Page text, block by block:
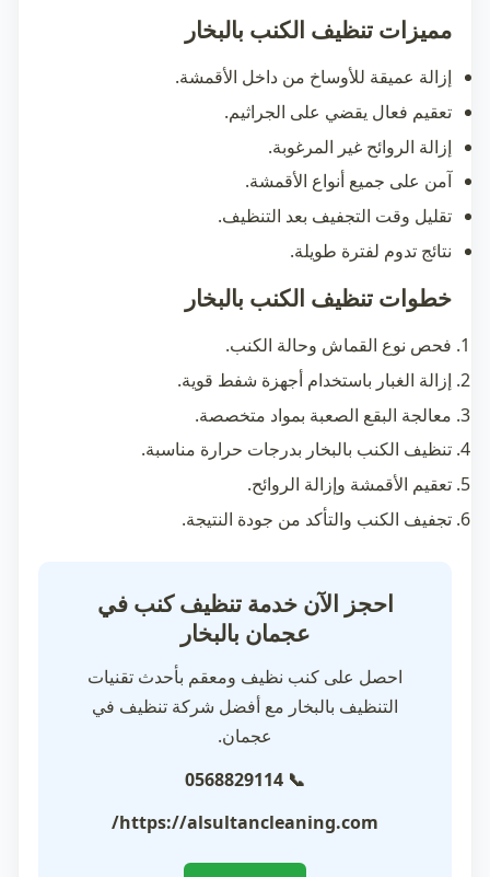
مميزات تنظيف الكنب بالبخار
إزالة عميقة للأوساخ من داخل الأقمشة.
تعقيم فعال يقضي على الجراثيم.
إزالة الروائح غير المرغوبة.
آمن على جميع أنواع الأقمشة.
تقليل وقت التجفيف بعد التنظيف.
نتائج تدوم لفترة طويلة.
خطوات تنظيف الكنب بالبخار
فحص نوع القماش وحالة الكنب.
إزالة الغبار باستخدام أجهزة شفط قوية.
معالجة البقع الصعبة بمواد متخصصة.
تنظيف الكنب بالبخار بدرجات حرارة مناسبة.
تعقيم الأقمشة وإزالة الروائح.
تجفيف الكنب والتأكد من جودة النتيجة.
احجز الآن خدمة تنظيف كنب في
عجمان بالبخار
احصل على كنب نظيف ومعقم بأحدث تقنيات
التنظيف بالبخار مع أفضل شركة تنظيف في
عجمان.
📞 0568829114
https://alsultancleaning.com/